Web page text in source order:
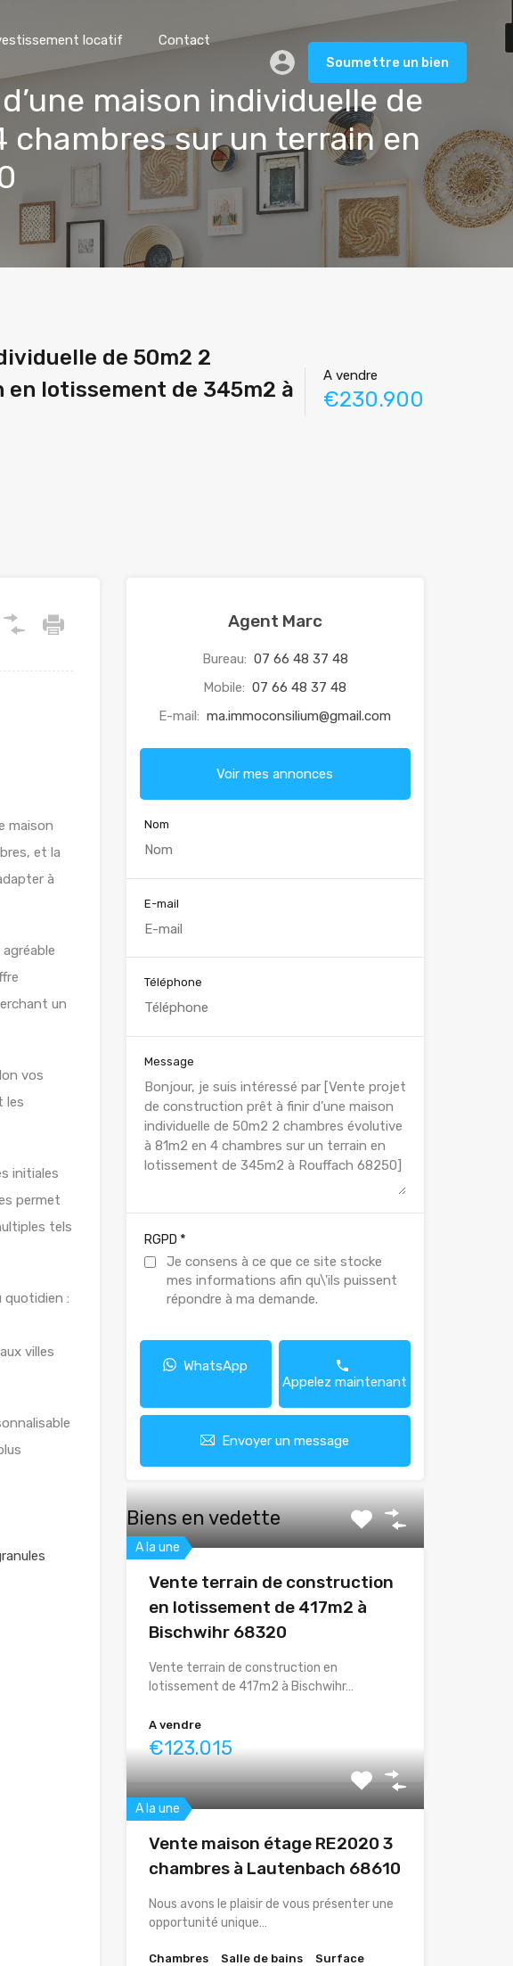
locatif Contact
Soumettre un bien
maison individuelle de
chambres sur un terrain en
de 50m2 2
lotissement de 345m2 à
A vendre
€230.900
maison
et la
à
un
vos
les
initiales
permet
tels
quotidien :
villes
Agent Marc
Bureau: 07 66 48 37 48
Mobile: 07 66 48 37 48
E-mail: ma.immoconsilium@gmail.com
Voir mes annonces
Nom
E-mail
Téléphone
Message
RGPD *
Je consens à ce que ce site stocke
mes informations afin qu\'ils puissent
répondre à ma demande.
WhatsApp
Appelez maintenant
Envoyer un message
Biens en vedette
A la une
Vente terrain de construction
en lotissement de 417m2 à
Bischwihr 68320
Vente terrain de construction en
lotissement de 417m2 à Bischwihr…
A vendre
€123.015
A la une
Vente maison étage RE2020 3
chambres à Lautenbach 68610
Nous avons le plaisir de vous présenter une
opportunité unique…
Chambres
Salle de bains
Surface